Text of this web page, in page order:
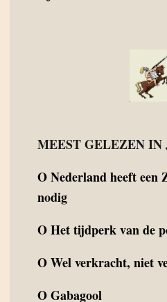
MEEST GELEZEN
ONederland heeft een
nodig
OHet tijdperk van de
OWel verkracht, niet
OGabagool